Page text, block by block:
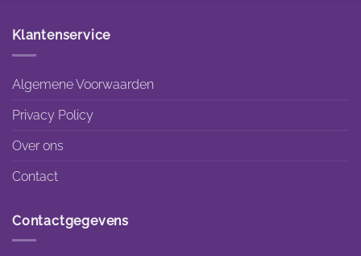
Klantenservice
Algemene Voorwaarden
Privacy Policy
Over ons
Contact
Contactgegevens